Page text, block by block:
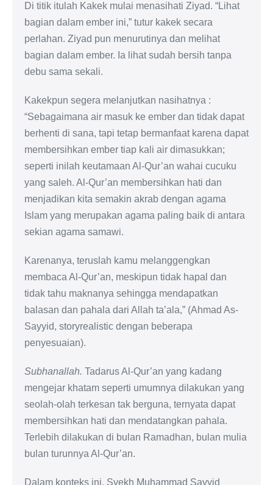
Di titik itulah Kakek mulai menasihati Ziyad. “Lihat
bagian dalam ember ini,” tutur kakek secara
perlahan. Ziyad pun menurutinya dan melihat
bagian dalam ember. Ia lihat sudah bersih tanpa
debu sama sekali.
Kakekpun segera melanjutkan nasihatnya :
“Sebagaimana air masuk ke ember dan tidak dapat
berhenti di sana, tapi tetap bermanfaat karena dapat
membersihkan ember tiap kali air dimasukkan;
seperti inilah keutamaan Al-Qur’an wahai cucuku
yang saleh. Al-Qur’an membersihkan hati dan
menjadikan kita semakin akrab dengan agama
Islam yang merupakan agama paling baik di antara
sekian agama samawi.
Karenanya, teruslah kamu melanggengkan
membaca Al-Qur’an, meskipun tidak hapal dan
tidak tahu maknanya sehingga mendapatkan
balasan dan pahala dari Allah ta’ala,” (Ahmad As-
Sayyid, storyrealistic dengan beberapa
penyesuaian).
Subhanallah. Tadarus Al-Qur’an yang kadang
mengejar khatam seperti umumnya dilakukan yang
seolah-olah terkesan tak berguna, ternyata dapat
membersihkan hati dan mendatangkan pahala.
Terlebih dilakukan di bulan Ramadhan, bulan mulia
bulan turunnya Al-Qur’an.
Dalam konteks ini, Syekh Muhammad Sayyid